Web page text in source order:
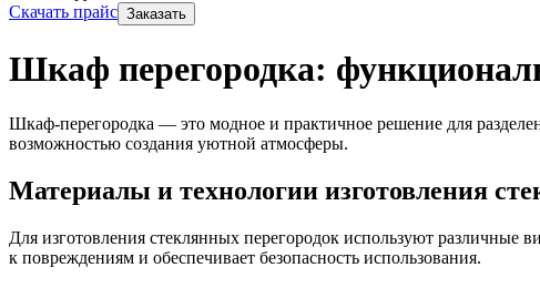
Скачать прайс Заказать
Шкаф перегородка:
Шкаф-перегородка — это модное и практичное решение для
возможностью создания уютной атмосферы.
Материалы и технологии изготовления
Для изготовления стеклянных перегородок используют различные
к повреждениям и обеспечивает безопасность использования.